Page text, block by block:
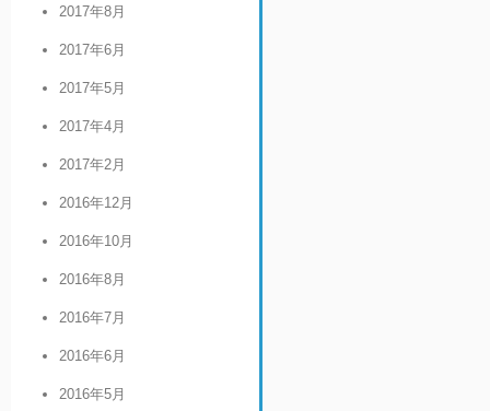
2017年8月
2017年6月
2017年5月
2017年4月
2017年2月
2016年12月
2016年10月
2016年8月
2016年7月
2016年6月
2016年5月